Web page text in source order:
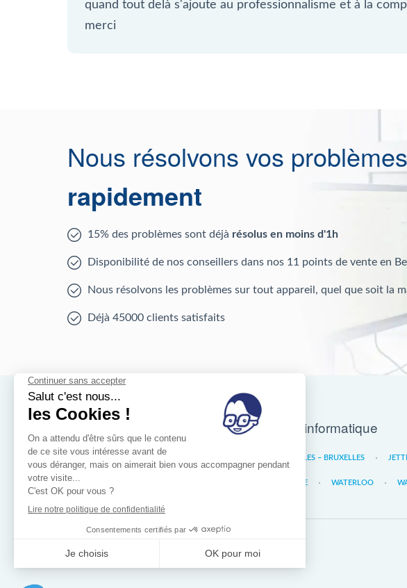
quand tout delà s'ajoute au professionnalisme et à la
merci
Nous résolvons vos
rapidement
15% des problèmes sont déjà résolus en moins d'1h
Disponibilité de nos conseillers dans nos 11 points de vente en
Nous résolvons les problèmes sur tout appareil, quel que soit la
Déjà 45000 clients satisfaits
Nos magasins d'informatique
IXELLES – BRUXELLES
LIÈGE WATERLOO